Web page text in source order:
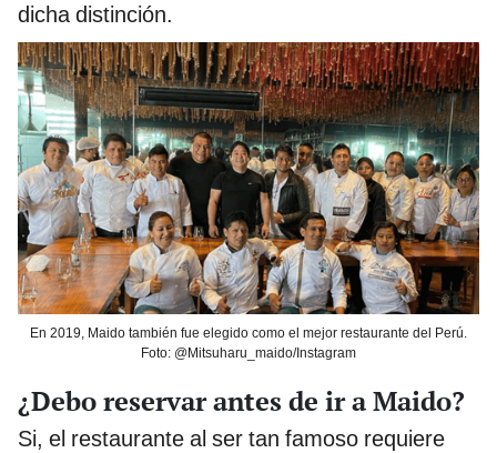
dicha distinción.
En 2019, Maido también fue elegido como el mejor restaurante del Perú.
Foto: @Mitsuharu_maido/Instagram
¿Debo reservar antes de ir a Maido?
Si, el restaurante al ser tan famoso requiere